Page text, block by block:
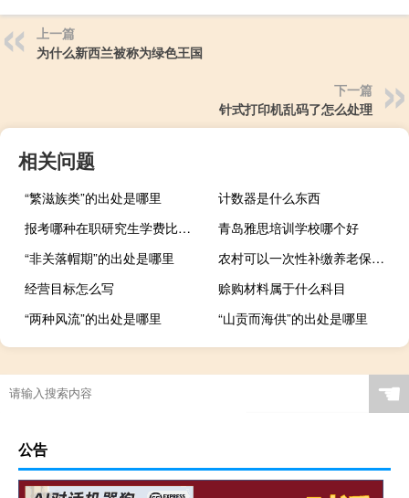
上一篇
为什么新西兰被称为绿色王国
下一篇
针式打印机乱码了怎么处理
相关问题
“繁滋族类”的出处是哪里
计数器是什么东西
报考哪种在职研究生学费比较低
青岛雅思培训学校哪个好
“非关落帽期”的出处是哪里
农村可以一次性补缴养老保险吗
经营目标怎么写
赊购材料属于什么科目
“两种风流”的出处是哪里
“山贡而海供”的出处是哪里
☚
公告